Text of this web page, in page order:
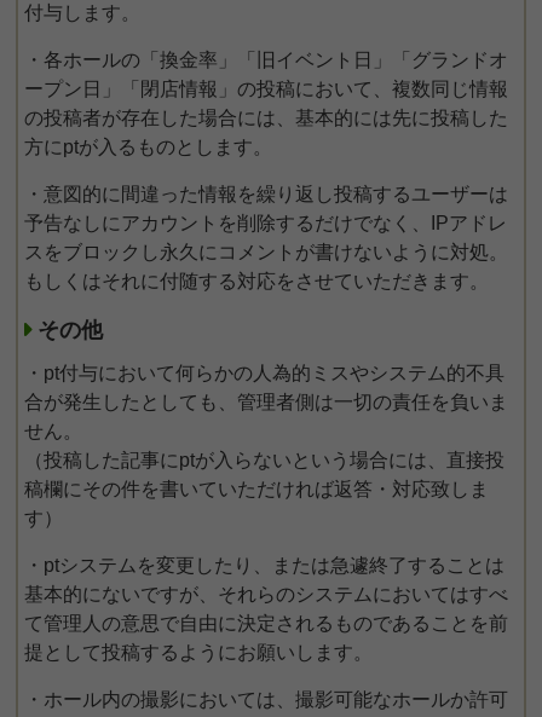
付与します。
・各ホールの「換金率」「旧イベント日」「グランドオ
ープン日」「閉店情報」の投稿において、複数同じ情報
の投稿者が存在した場合には、基本的には先に投稿した
方にptが入るものとします。
・意図的に間違った情報を繰り返し投稿するユーザーは
予告なしにアカウントを削除するだけでなく、IPアドレ
スをブロックし永久にコメントが書けないように対処。
もしくはそれに付随する対応をさせていただきます。
その他
・pt付与において何らかの人為的ミスやシステム的不具
合が発生したとしても、管理者側は一切の責任を負いま
せん。
（投稿した記事にptが入らないという場合には、直接投
稿欄にその件を書いていただければ返答・対応致しま
す）
・ptシステムを変更したり、または急遽終了することは
基本的にないですが、それらのシステムにおいてはすべ
て管理人の意思で自由に決定されるものであることを前
提として投稿するようにお願いします。
・ホール内の撮影においては、撮影可能なホールか許可